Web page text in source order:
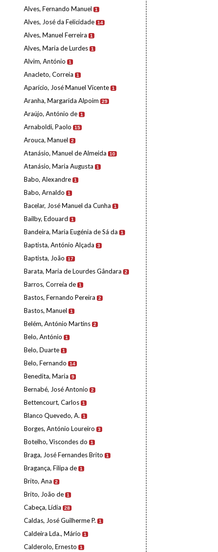
Alves, Fernando Manuel 1
Alves, José da Felicidade 14
Alves, Manuel Ferreira 1
Alves, Maria de Lurdes 1
Alvim, António 1
Anacleto, Correia 1
Aparício, José Manuel Vicente 1
Aranha, Margarida Alpoim 29
Araújo, António de 1
Arnaboldi, Paolo 15
Arouca, Manuel 2
Atanásio, Manuel de Almeida 10
Atanásio, Maria Augusta 1
Babo, Alexandre 1
Babo, Arnaldo 1
Bacelar, José Manuel da Cunha 1
Bailby, Edouard 1
Bandeira, Maria Eugénia de Sá da 1
Baptista, António Alçada 3
Baptista, João 17
Barata, Maria de Lourdes Gândara 2
Barros, Correia de 1
Bastos, Fernando Pereira 2
Bastos, Manuel 1
Belém, António Martins 2
Belo, António 1
Belo, Duarte 1
Belo, Fernando 14
Benedita, Maria 9
Bernabé, José Antonio 2
Bettencourt, Carlos 1
Blanco Quevedo, A. 1
Borges, António Loureiro 3
Botelho, Viscondes do 1
Braga, José Fernandes Brito 1
Bragança, Filipa de 1
Brito, Ana 2
Brito, João de 1
Cabeça, Lídia 28
Caldas, José Guilherme P. 1
Caldeira Lda., Mário 1
Calderolo, Ernesto 1